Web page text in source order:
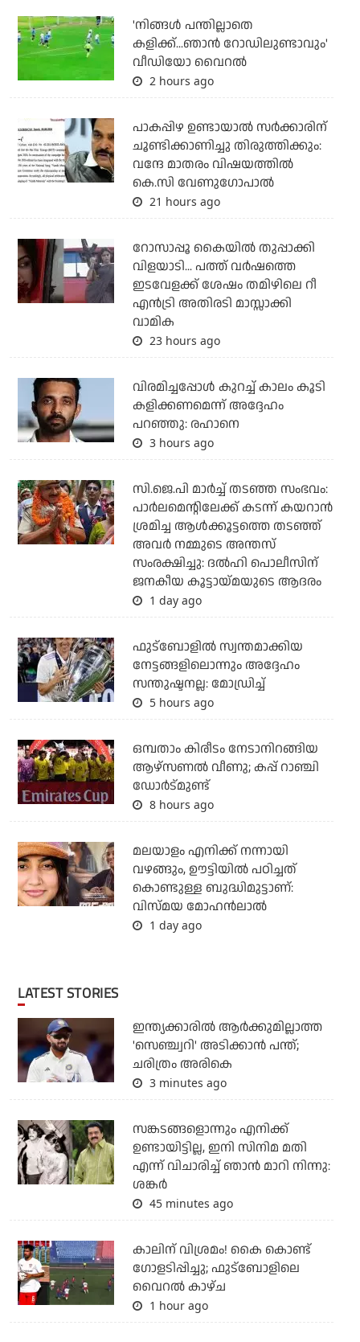
'നിങ്ങള്‍ പന്തില്ലാതെ
കളിക്ക്...ഞാന്‍ റോഡിലുണ്ടാവും'
വീഡിയോ വൈറല്‍
2 hours ago
പാകപ്പിഴ ഉണ്ടായാല്‍ സര്‍ക്കാരിന്
ചൂണ്ടിക്കാണിച്ചു തിരുത്തിക്കും:
വന്ദേ മാതരം വിഷയത്തില്‍
കെ.സി വേണുഗോപാല്‍
21 hours ago
റോസാപ്പൂ കൈയില്‍ തുപ്പാക്കി
വിളയാടി... പത്ത് വര്‍ഷത്തെ
ഇടവേളക്ക് ശേഷം തമിഴിലെ റീ
എന്‍ട്രി അതിരടി മാസ്സാക്കി
വാമിക
23 hours ago
വിരമിച്ചപ്പോള്‍ കുറച്ച് കാലം കൂടി
കളിക്കണമെന്ന് അദ്ദേഹം
പറഞ്ഞു: രഹാനെ
3 hours ago
സി.ജെ.പി മാര്‍ച്ച് തടഞ്ഞ സംഭവം:
പാര്‍ലമെന്റിലേക്ക് കടന്ന് കയറാന്‍
ശ്രമിച്ച ആള്‍ക്കൂട്ടത്തെ തടഞ്ഞ്
അവര്‍ നമ്മുടെ അന്തസ്
സംരക്ഷിച്ചു: ദല്‍ഹി പൊലീസിന്
ജനകീയ കൂട്ടായ്മയുടെ ആദരം
1 day ago
ഫുട്ബോളില്‍ സ്വന്തമാക്കിയ
നേട്ടങ്ങളിലൊന്നും അദ്ദേഹം
സന്തുഷ്ടനല്ല: മോഡ്രിച്ച്
5 hours ago
ഒമ്പതാം കിരീടം നേടാനിറങ്ങിയ
ആഴ്സണല്‍ വീണു; കപ്പ് റാഞ്ചി
ഡോര്‍ട്മുണ്ട്
8 hours ago
മലയാളം എനിക്ക് നന്നായി
വഴങ്ങും, ഊട്ടിയില്‍ പഠിച്ചത്
കൊണ്ടുള്ള ബുദ്ധിമുട്ടാണ്:
വിസ്മയ മോഹന്‍ലാല്‍
1 day ago
LATEST STORIES
ഇന്ത്യക്കാരില്‍ ആര്‍ക്കുമില്ലാത്ത
'സെഞ്ച്വറി' അടിക്കാന്‍ പന്ത്;
ചരിത്രം അരികെ
3 minutes ago
സങ്കടങ്ങളൊന്നും എനിക്ക്
ഉണ്ടായിട്ടില്ല, ഇനി സിനിമ മതി
എന്ന് വിചാരിച്ച് ഞാന്‍ മാറി നിന്നു:
ശങ്കര്‍
45 minutes ago
കാലിന് വിശ്രമം! കൈ കൊണ്ട്
ഗോളടിപ്പിച്ചു; ഫുട്‌ബോളിലെ
വൈറല്‍ കാഴ്ച
1 hour ago